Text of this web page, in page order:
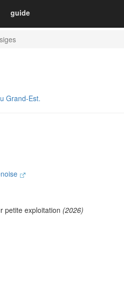
guide
Grand-Est.
petite exploitation (2026)